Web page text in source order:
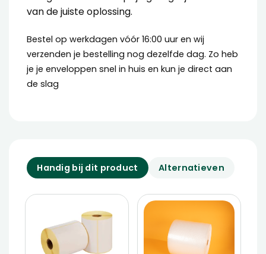
van de juiste oplossing.
Bestel op werkdagen vóór 16:00 uur en wij
verzenden je bestelling nog dezelfde dag. Zo heb
je je enveloppen snel in huis en kun je direct aan
de slag
Handig bij dit product Alternatieven